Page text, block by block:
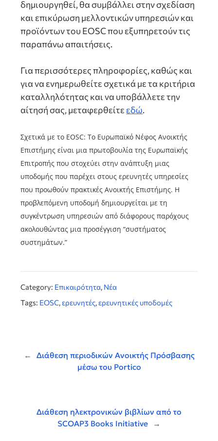
δημιουργηθεί, θα συμβάλλει στην σχεδίαση
και επικύρωση μελλοντικών υπηρεσιών και
προϊόντων του EOSC που εξυπηρετούν τις
παραπάνω απαιτήσεις.
Για περισσότερες πληροφορίες, καθώς και
για να ενημερωθείτε σχετικά με τα κριτήρια
καταλληλότητας και να υποβάλλετε την
αίτησή σας, μεταφερθείτε εδώ.
Σχετικά με το EOSC: Το Ευρωπαϊκό Νέφος Ανοικτής
Επιστήμης είναι μια πρωτοβουλία της Ευρωπαϊκής
Επιτροπής που στοχεύει στην ανάπτυξη μιας
υποδομής που παρέχει στους ερευνητές υπηρεσίες
που προωθούν πρακτικές Ανοικτής Επιστήμης. Η
προβλεπόμενη υποδομή δημιουργείται με τη
συγκέντρωση υπηρεσιών από διάφορους παρόχους
ακολουθώντας μια προσέγγιση “συστήματος
συστημάτων.”
Category: Επικαιρότητα, Νέα
Tags: EOSC,ερευνητές,ερευνητικές υποδομές
άρθρωνΔιάθεση περιοδικών Ανοικτής Πρόσβασης
μέσω του Portico
Διάθεση ηλεκτρονικών βιβλίων από το
SCOAP3 Books Initiative